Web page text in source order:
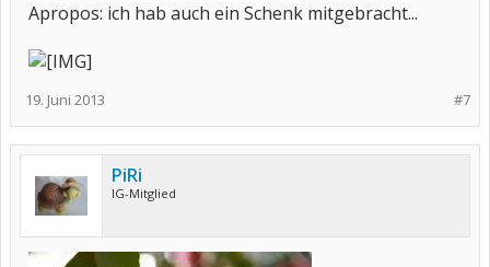
Apropos: ich hab auch ein Schenk mitgebracht...
#7
19. Juni 2013
PiRi
IG-Mitglied